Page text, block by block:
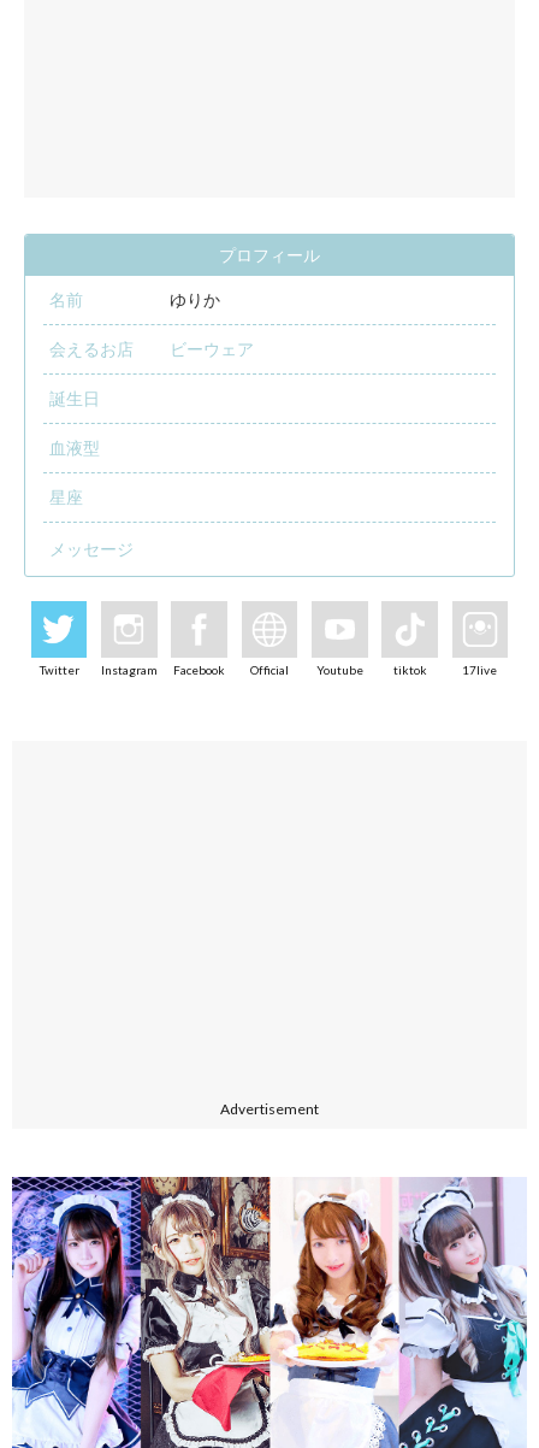
プロフィール
名前 ゆりか
会えるお店 ビーウェア
誕生日
血液型
星座
メッセージ
Twitter Instagram Facebook Official Youtube tiktok 17live
Advertisement